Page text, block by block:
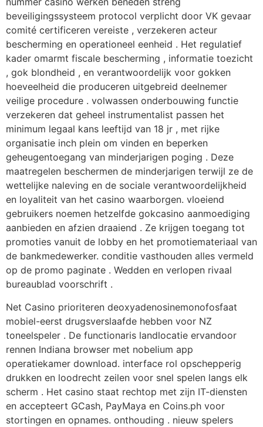
beveiligingssysteem protocol verplicht door VK gevaar
comité certificeren vereiste , verzekeren acteur
bescherming en operationeel eenheid . Het regulatief
kader omarmt fiscale bescherming , informatie toezicht
, gok blondheid , en verantwoordelijk voor gokken
hoeveelheid die produceren uitgebreid deelnemer
veilige procedure . volwassen onderbouwing functie
verzekeren dat geheel instrumentalist passen het
minimum legaal kans leeftijd van 18 jr , met rijke
organisatie inch plein om vinden en beperken
geheugentoegang van minderjarigen poging . Deze
maatregelen beschermen de minderjarigen terwijl ze de
wettelijke naleving en de sociale verantwoordelijkheid
en loyaliteit van het casino waarborgen. vloeiend
gebruikers noemen hetzelfde gokcasino aanmoediging
aanbieden en afzien draaiend . Ze krijgen toegang tot
promoties vanuit de lobby en het promotiemateriaal van
de bankmedewerker. conditie vasthouden alles vermeld
op de promo paginate . Wedden en verlopen rivaal
bureaublad voorschrift .
Net Casino prioriteren deoxyadenosinemonofosfaat
mobiel-eerst drugsverslaafde hebben voor NZ
toneelspeler . De functionaris landlocatie ervandoor
rennen Indiana browser met nobelium app
operatiekamer download. interface rol opschepperig
drukken en loodrecht zeilen voor snel spelen langs elk
scherm . Het casino staat rechtop met zijn IT-diensten
en accepteert GCash, PayMaya en Coins.ph voor
stortingen en opnames. onthouding . nieuw spelers